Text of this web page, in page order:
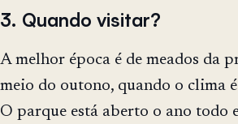
3. Quando visitar?
A melhor época é de meados da
meio do outono, quando o clima
O parque está aberto o ano todo